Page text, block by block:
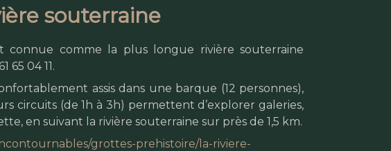
souterraine
connue comme la plus longue rivière souterraine
65 04 11.
assis dans une barque (12 personnes),
circuits (de 1h à 3h) permettent d’explorer galeries,
en suivant la rivière souterraine sur près de 1,5 km.
grottes-prehistoire/la-riviere-